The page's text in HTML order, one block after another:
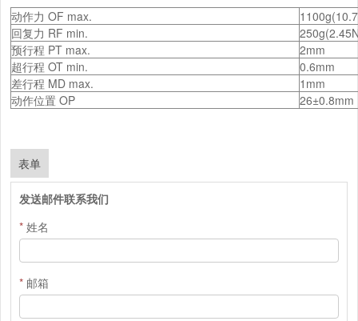
动作力 OF max.
回复力 RF min.
预行程 PT max.
2mm
超行程 OT min.
0.6mm
差行程 MD max.
1mm
动作位置 OP
26±0.8mm
表单
发送邮件联系我们
* 姓名
* 邮箱